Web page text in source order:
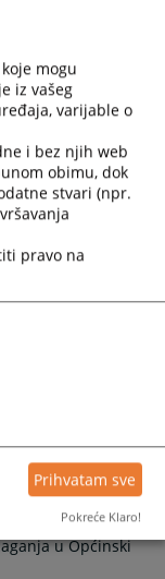
vijeća
Sanin Bogunić,
i stalni član VSTV-
Hankić, i
Muhamedom
efikasnosti i
suda u
pažnja
Također je
procesa u
efikasnost i
VSTV-a
i uprave TK
Tuzlanskog
kapitalnih
u Općinskom
Tokom
u Općinski
mogu
iz vašeg
varijable o
i bez njih web
obimu, dok
stvari (npr.
pravo na
Prihvatam sve
Pokreće Klaro!